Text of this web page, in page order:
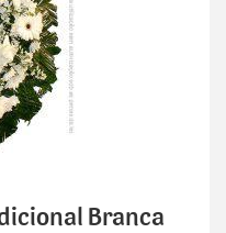
Branca